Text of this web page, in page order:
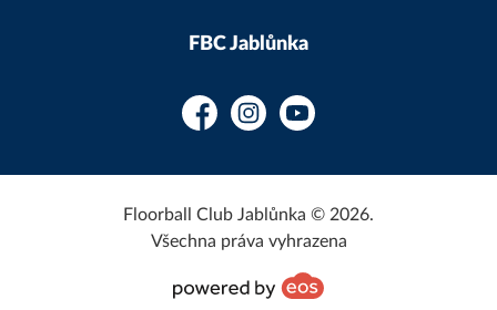
FBC Jablůnka
FacebookInstagramYouTube
Floorball Club Jablůnka © 2026.
Všechna práva vyhrazena